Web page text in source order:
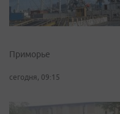
Приморье
сегодня, 09:15